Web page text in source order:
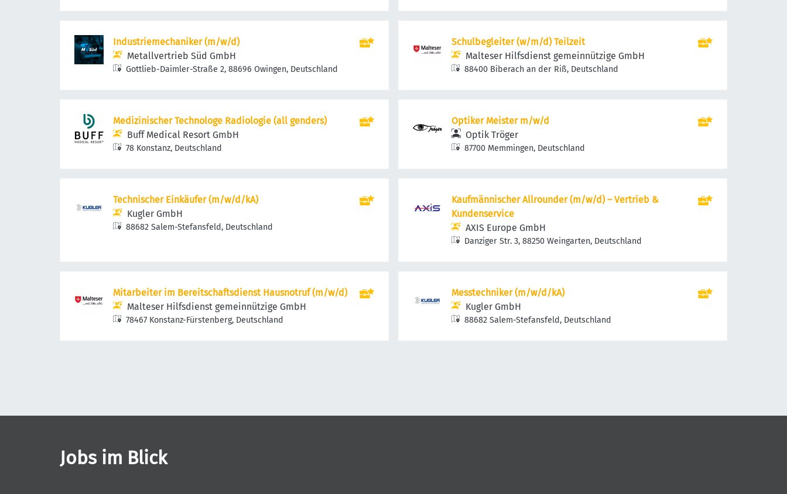
Industriemechaniker (m/w/d)
Metallvertrieb Süd GmbH
Gottlieb-Daimler-Straße 2, 88696 Owingen, Deutschland
Schulbegleiter (w/m/d) Teilzeit
Malteser Hilfsdienst gemeinnützige GmbH
88400 Biberach an der Riß, Deutschland
Medizinischer Technologe Radiologie (all genders)
Buff Medical Resort GmbH
78 Konstanz, Deutschland
Optiker Meister m/w/d
Optik Tröger
87700 Memmingen, Deutschland
Technischer Einkäufer (m/w/d/kA)
Kugler GmbH
88682 Salem-Stefansfeld, Deutschland
Kaufmännischer Allrounder (m/w/d) – Vertrieb &
Kundenservice
AXIS Europe GmbH
Danziger Str. 3, 88250 Weingarten, Deutschland
Mitarbeiter im Bereitschaftsdienst Hausnotruf (m/w/d)
Malteser Hilfsdienst gemeinnützige GmbH
78467 Konstanz-Fürstenberg, Deutschland
Messtechniker (m/w/d/kA)
Kugler GmbH
88682 Salem-Stefansfeld, Deutschland
Jobs im Blick